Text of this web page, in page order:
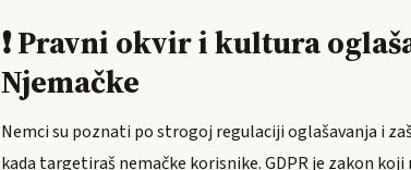
❗ Pravni okvir i kultura
Njemačke
Nemci su poznati po strogoj regulaciji oglašavanja i
kada targetiraš nemačke korisnike. GDPR je zakon